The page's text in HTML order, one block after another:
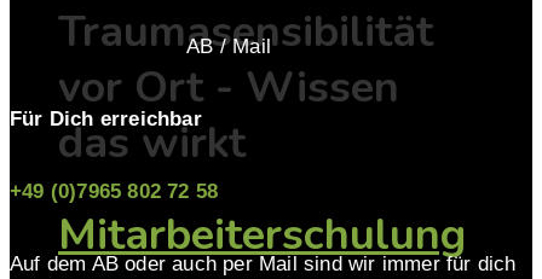
Traumasensibilität
vor Ort - Wissen
das wirkt
Mitarbeiterschulung
AB / Mail
Für Dich erreichbar
+49 (0)7965 802 72 58
Auf dem AB oder auch per Mail sind wir immer für dich